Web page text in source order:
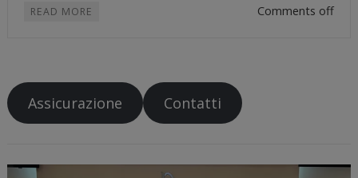
READ MORE Comments off
Assicurazione Contatti